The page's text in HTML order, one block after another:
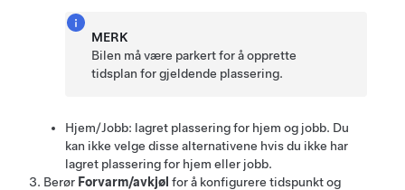
MERK
Bilen må være parkert for å opprette
tidsplan for gjeldende plassering.
Hjem/Jobb: lagret plassering for hjem og jobb. Du
kan ikke velge disse alternativene hvis du ikke har
lagret plassering for hjem eller jobb.
Berør Forvarm/avkjøl for å konfigurere tidspunkt og